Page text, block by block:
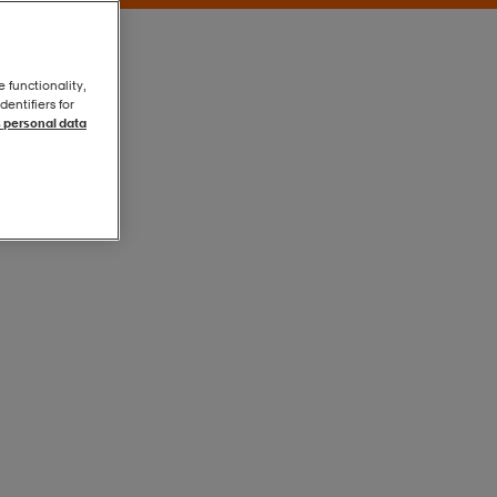
functionality,
for
personal data